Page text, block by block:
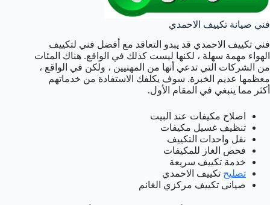
فني صيانة تكييف الاحمدي
فني تكييف الاحمدي قد يبدو التعاقد مع أفضل فني لتكييف
الهواء مهمة سهلة ، لكنها ليست كذلك في الواقع. هناك المئات
من الشركات التي تدعي أنها من المهنيين ، ولكن في الواقع ،
معظمها عديم الخبرة. سوف يكلفك الاستفادة من خدماتهم
أكثر مما ينبغي في المقام الأول.
اصلاح مكيفات عند البيت
تنظيف غسيل مكيفات
نقل واحدات التكييف
فحص الغاز للمكيفات
خدمة تكييف سريعة
تصليح تكييف الاحمدي
صيانى تكييف مركزي الغانم